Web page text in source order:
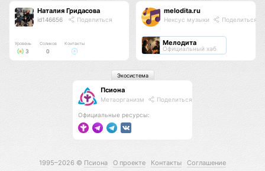
Наталия Гридасова
id146656 Поделиться
Уровень
3
Соликов
0
Контакты
melodita.ru
Нексус музыки Поделиться
Мелодита
Официальный хаб
Псиона
Метаорганизм Поделиться
Официальные ресурсы:
Экосистема
1995–2026 © Псиона О проекте Контакты Соглашение